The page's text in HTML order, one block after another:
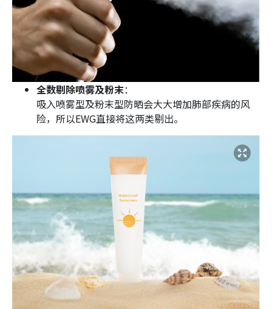
全数剔除喷雾及粉末：
吸入喷雾型及粉末型防晒会大大增加肺部疾病的风
险，所以EWG直接将这两类剔出。